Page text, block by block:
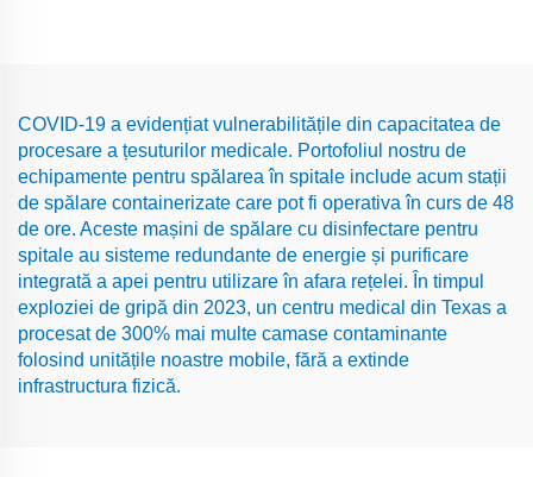
COVID-19 a evidențiat vulnerabilitățile din capacitatea de
procesare a țesuturilor medicale. Portofoliul nostru de
echipamente pentru spălarea în spitale include acum stații
de spălare containerizate care pot fi operativa în curs de 48
de ore. Aceste mașini de spălare cu disinfectare pentru
spitale au sisteme redundante de energie și purificare
integrată a apei pentru utilizare în afara rețelei. În timpul
exploziei de gripă din 2023, un centru medical din Texas a
procesat de 300% mai multe camase contaminante
folosind unitățile noastre mobile, fără a extinde
infrastructura fizică.